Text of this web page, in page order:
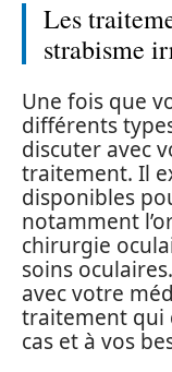
Les
strabisme
Une fois que
différents
discuter avec
traitement. Il
disponibles
notamment
chirurgie
soins
avec votre
traitement qui
cas et à vos